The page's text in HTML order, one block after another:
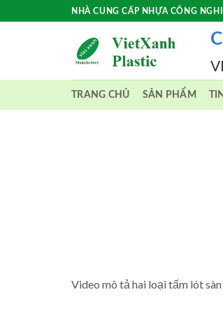
to
NHÀ CUNG CẤP NHỰA CÔNG
TRANG CHỦ SẢN PHẨM
Video mô tả hai loại tấm lót